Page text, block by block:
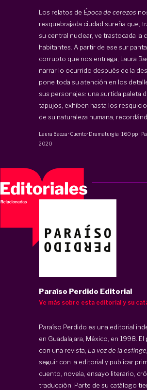
Los relatos de Época de cerezos
resquebrajada ciudad sureña que,
su central nuclear, ve trastocada la
habitantes. A partir de ese sur
corrupto que nos entrega, Laura
narrar lo ocurrido después de la
pone toda su atención en los
sus personajes: una surtida paleta
tapujos, exhiben hasta los
de su naturaleza humana,
Laura Baeza · Cuento · Dramaturgia ·160 pp ·
2020
Paraíso Perdido Editorial
Ve más sobre esta editorial y su
Paraíso Perdido es una editorial
en Guadalajara, México, en 1998.
con una revista, La voz de la esfinge,
seguir con la editorial y publicar
cuento, novela, ensayo literario,
traducción. Parte de su catálogo